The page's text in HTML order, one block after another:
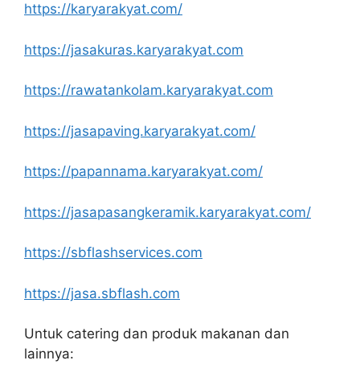
https://karyarakyat.com/
https://jasakuras.karyarakyat.com
https://rawatankolam.karyarakyat.com
https://jasapaving.karyarakyat.com/
https://papannama.karyarakyat.com/
https://jasapasangkeramik.karyarakyat.com/
https://sbflashservices.com
https://jasa.sbflash.com
Untuk catering dan produk makanan dan
lainnya: